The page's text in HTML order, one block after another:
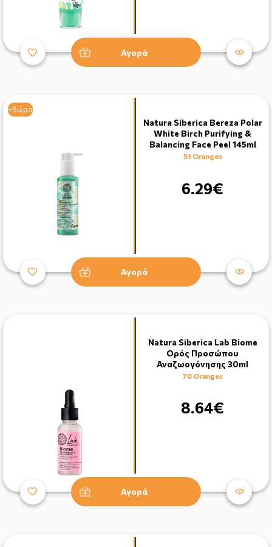
Αγορά
+δώρο
Natura Siberica Bereza Polar
White Birch Purifying &
Balancing Face Peel 145ml
51 Oranges
6.29€
Αγορά
Natura Siberica Lab Biome
Ορός Προσώπου
Αναζωογόνησης 30ml
70 Oranges
8.64€
Αγορά